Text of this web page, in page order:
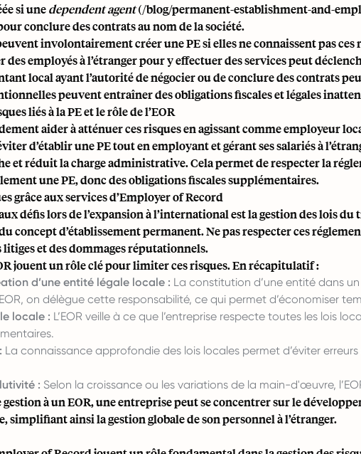
si unedependent agent(/blog/permanent-establishment-and-
conclure des contrats au nom de la société.
involontairement créer une PE si elles ne connaissent pas
des employés à l’étranger pour y effectuer des services peut
local ayant l’autorité de négocier ou de conclure des contrats
peuvent entraîner des obligations fiscales et légales
liés à la PE et le rôle de l’EOR
aider à atténuer ces risques en agissant comme employeur
d’établir une PE tout en employant et gérant ses salariés à
et réduit la charge administrative. Cela permet de respecter la
une PE, donc des obligations fiscales supplémentaires.
grâce aux services d’Employer of Record
défis lors de l’expansion à l’international est la gestion des lois du
concept d’établissement permanent. Ne pas respecter ces
et des dommages réputationnels.
jouent un rôle clé pour limiter ces risques. En récapitulatif :
d’une entité légale locale : La constitution d’une entité dans
on délègue cette responsabilité, ce qui permet d’économiser
locale : L’EOR veille à ce que l’entreprise respecte toutes les lois
La connaissance approfondie des lois locales permet d’éviter
: Selon la croissance ou les variations de la main-d'œuvre,
à un EOR, une entreprise peut se concentrer sur le
simplifiant ainsi la gestion globale de son personnel à l’étranger.